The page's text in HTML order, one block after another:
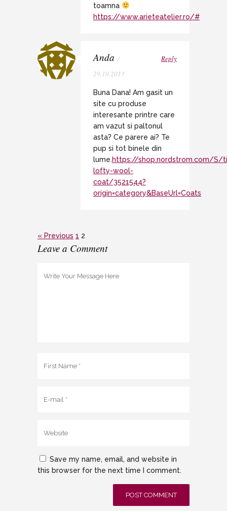
toamna
https://www.arieteatelier.ro/#
Anda /
29.10.2013
Reply
Buna Dana! Am gasit un
site cu produse
interesante printre care
am vazut si paltonul
asta? Ce parere ai? Te
pup si tot binele din
lume.https://shop.nordstrom.com/S/
lofty-wool-
coat/3521544?
origin=category&BaseUrl=Coats
« Previous 1 2
Leave a Comment
Save my name, email, and website in
this browser for the next time I comment.